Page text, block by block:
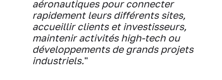
aéronautiques pour connecter
rapidement leurs différents sites,
accueillir clients et investisseurs,
maintenir activités high-tech ou
développements de grands projets
industriels."